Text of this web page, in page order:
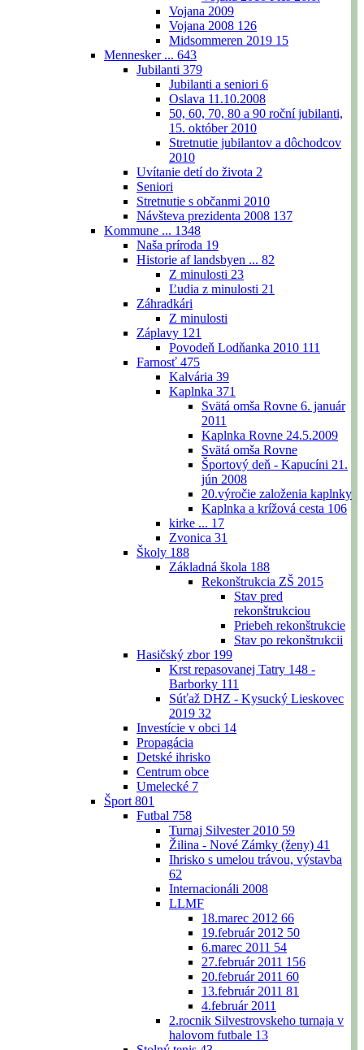
Vojana 2009
Vojana 2008 126
Midsommeren 2019 15
Mennesker ... 643
Jubilanti 379
Jubilanti a seniori 6
Oslava 11.10.2008
50, 60, 70, 80 a 90 roční jubilanti,
15. október 2010
Stretnutie jubilantov a dôchodcov
2010
Uvítanie detí do života 2
Seniori
Stretnutie s občanmi 2010
Návšteva prezidenta 2008 137
Kommune ... 1348
Naša príroda 19
Historie af landsbyen ... 82
Z minulosti 23
Ľudia z minulosti 21
Záhradkári
Z minulosti
Záplavy 121
Povodeň Lodňanka 2010 111
Farnosť 475
Kalvária 39
Kaplnka 371
Svätá omša Rovne 6. január
2011
Kaplnka Rovne 24.5.2009
Svätá omša Rovne
Športový deň - Kapucíni 21.
jún 2008
20.výročie založenia kaplnky
Kaplnka a krížová cesta 106
kirke ... 17
Zvonica 31
Školy 188
Základná škola 188
Rekonštrukcia ZŠ 2015
Stav pred
rekonštrukciou
Priebeh rekonštrukcie
Stav po rekonštrukcii
Hasičský zbor 199
Krst repasovanej Tatry 148 -
Barborky 111
Súťaž DHZ - Kysucký Lieskovec
2019 32
Investície v obci 14
Propagácia
Detské ihrisko
Centrum obce
Umelecké 7
Šport 801
Futbal 758
Turnaj Silvester 2010 59
Žilina - Nové Zámky (ženy) 41
Ihrisko s umelou trávou, výstavba
62
Internacionáli 2008
LLMF
18.marec 2012 66
19.február 2012 50
6.marec 2011 54
27.február 2011 156
20.február 2011 60
13.február 2011 81
4.február 2011
2.rocnik Silvestrovskeho turnaja v
halovom futbale 13